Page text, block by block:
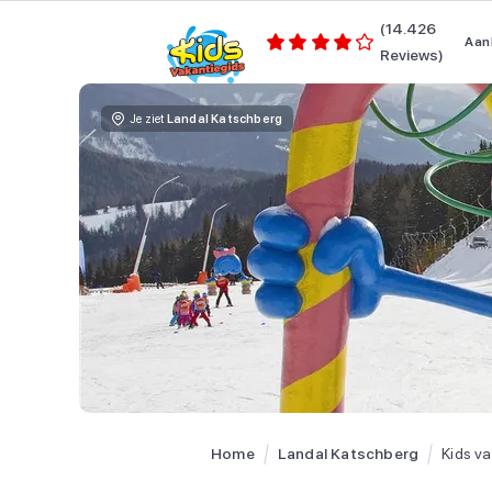
(14.426
Reviews)
Je ziet Landal Katschberg
Home Landal Katschberg Kids